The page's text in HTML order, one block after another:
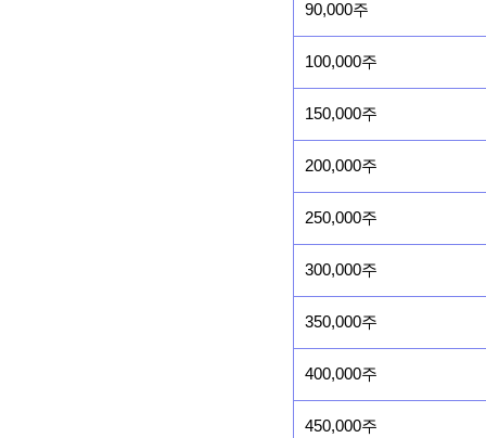
90,000주
100,000주
150,000주
200,000주
250,000주
300,000주
350,000주
400,000주
450,000주